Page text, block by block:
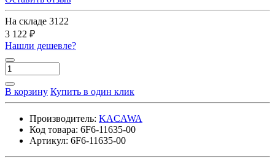
На складе 3122
3 122 ₽
Нашли дешевле?
В корзину Купить в один клик
Производитель: KACAWA
Код товара: 6F6-11635-00
Артикул: 6F6-11635-00